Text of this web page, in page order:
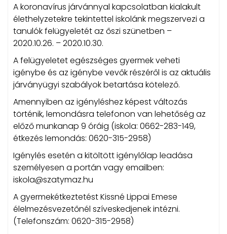
A koronavírus járvánnyal kapcsolatban kialakult
élethelyzetekre tekintettel iskolánk megszervezi a
tanulók felügyeletét az őszi szünetben –
2020.10.26. – 2020.10.30.
A felügyeletet egészséges gyermek veheti
igénybe és az igénybe vevők részéről is az aktuális
járványügyi szabályok betartása kötelező.
Amennyiben az igényléshez képest változás
történik, lemondásra telefonon van lehetőség az
előző munkanap 9 óráig (iskola: 0662-283-149,
étkezés lemondás: 0620-315-2958)
Igénylés esetén a kitöltött igénylőlap leadása
személyesen a portán vagy emailben:
iskola@szatymaz.hu
A gyermekétkeztetést Kissné Lippai Emese
élelmezésvezetőnél szíveskedjenek intézni.
(Telefonszám: 0620-315-2958)